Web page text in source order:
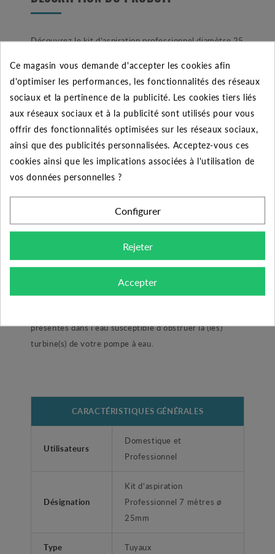
Découvrez le kit d’aspiration professionnel diamètre 25
surface. Composé d’un tuyau souple et armé de 7
mètres ce kit se veut particulièrement résistant. Aussi,
il est équipé d’une gaine renforcée permettant de
limiter les pliures afin de ne pas détériorer votre tuyau.
Particulièrement adapté aux pompes Jet 82, 102, 112,
132 ainsi que toutes les déclinaisons jetinox et euro
inox. Ce kit permet de se raccorder sur n’importe quelle
pompe de surface qui a pour diamètre d’aspiration 1
pouce femelle. Cela à l’aide d’un mamelon laiton mâle 1
pouce. A l’extrémité du tuyau de 7 mètres nous
retrouvons un clapet de non-retour à ressort en laiton.
Accessoire indispensable afin d’amorcer votre pompe
de surface, mais également de garder la colonne
d’aspiration en charge afin de s’assurer d’un bon
fonctionnement. Enfin, le kit est équipé d’une crépine
présentes dans l’eau susceptible d’obstruer la (les)
turbine(s) de votre pompe à eau.
CARACTÉRISTIQUES GÉNÉRALES
Utilisateurs
Domestique et
Professionnel
Désignation
Kit d'aspiration
Professionnel 7 mètres ø
25mm
Type Tuyaux
Ce magasin vous demande d'accepter les cookies afin
d'optimiser les performances, les fonctionnalités des réseaux
sociaux et la pertinence de la publicité. Les cookies tiers liés
aux réseaux sociaux et à la publicité sont utilisés pour vous
offrir des fonctionnalités optimisées sur les réseaux sociaux,
ainsi que des publicités personnalisées. Acceptez-vous ces
cookies ainsi que les implications associées à l'utilisation de
vos données personnelles ?
Configurer
Rejeter
Accepter